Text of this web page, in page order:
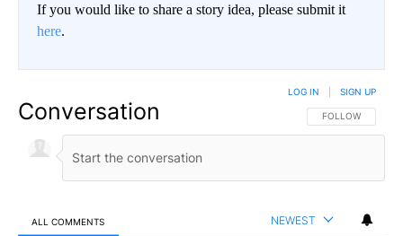
If you would like to share a story idea, please submit it
here.
Conversation FOLLOW THIS
FOLLOW
LOG IN SIGN UP
ALL COMMENTS NEWEST